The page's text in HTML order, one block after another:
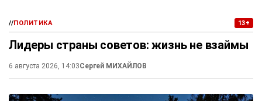
//ПОЛИТИКА 13+
Лидеры страны советов: жизнь не взаймы
6 августа 2026, 14:03Сергей МИХАЙЛОВ